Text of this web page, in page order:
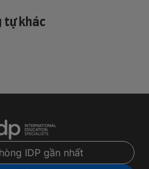
tự khác
IDP gần nhất